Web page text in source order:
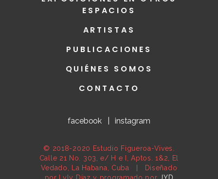
ESPACIOS
ARTISTAS
PUBLICACIONES
QUIÉNES SOMOS
CONTACTO
facebook |instagram
© 2018-2020 Estudio Figueroa-Vives.
Calle 21 No. 303, e/ H e I, Aptos. 1&2, El
Vedado, La Habana, Cuba | Diseñado